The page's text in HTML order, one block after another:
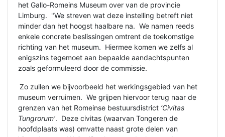
het Gallo-Romeins Museum over van de provincie
Limburg. "We streven wat deze instelling betreft niet
minder dan het hoogst haalbare na. We namen reeds
enkele concrete beslissingen omtrent de toekomstige
richting van het museum. Hiermee komen we zelfs al
enigszins tegemoet aan bepaalde aandachtspunten
zoals geformuleerd door de commissie.
Zo zullen we bijvoorbeeld het werkingsgebied van het
museum verruimen. We grijpen hiervoor terug naar de
grenzen van het Romeinse bestuursdistrict ‘Civitas
Tungrorum’. Deze civitas (waarvan Tongeren de
hoofdplaats was) omvatte naast grote delen van